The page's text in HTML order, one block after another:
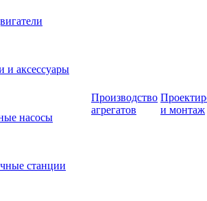
и аксессуары
насосы
станции
Производство
агрегатов
и монтаж